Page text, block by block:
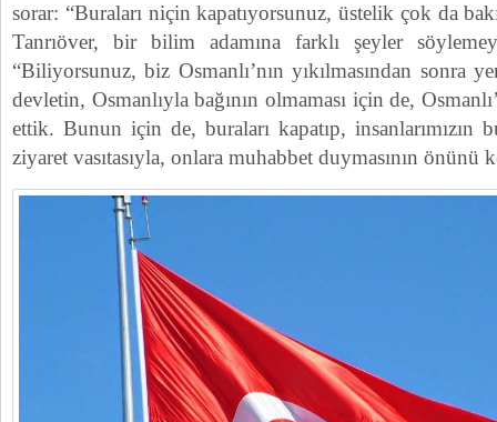
sorar: “Buraları niçin kapatıyorsunuz, üstelik çok da
Tanrıöver, bir bilim adamına farklı şeyler
“Biliyorsunuz, biz Osmanlı’nın yıkılmasından sonra
devletin, Osmanlıyla bağının olmaması için de,
ettik. Bunun için de, buraları kapatıp, insanlarımızın
ziyaret vasıtasıyla, onlara muhabbet duymasının önünü